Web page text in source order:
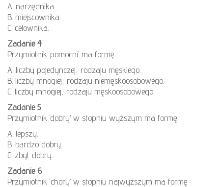
A. narzędnika.
B. miejscownika.
C. celownika.
Zadanie 4
Przymiotnik ‘pomocni’ ma formę
A. liczby pojedynczej, rodzaju męskiego.
B. liczby mnogiej, rodzaju niemęskoosobowego.
C. liczby mnogiej, rodzaju męskoosobowego.
Zadanie 5
Przymiotnik ‘dobry’ w stopniu wyższym ma formę
A. lepszy.
B. bardzo dobry.
C. zbyt dobry.
Zadanie 6
Przymiotnik ‘chory’ w stopniu najwyższym ma formę